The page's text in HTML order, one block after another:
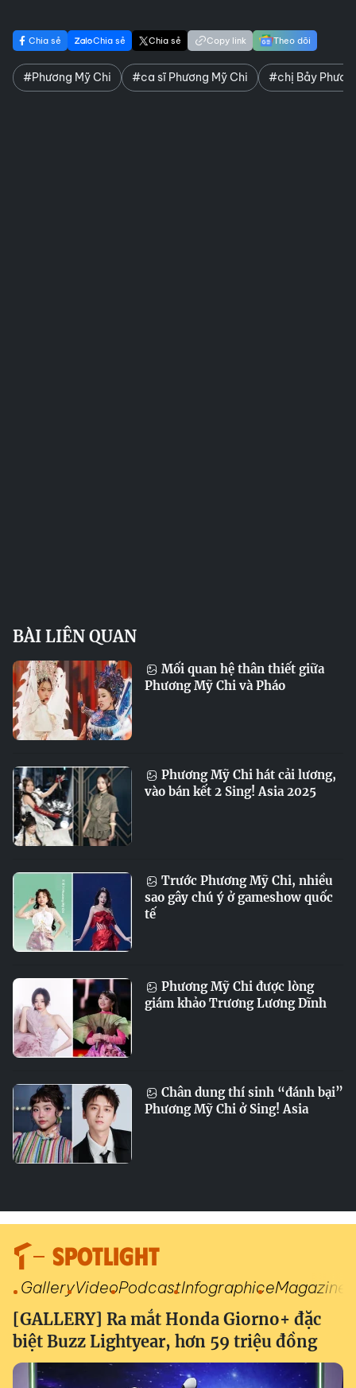
Chia sẻ Chia sẻ Chia sẻ Copy link Theo dõi
#Phương Mỹ Chi #ca sĩ Phương Mỹ Chi #chị Bảy
BÀI LIÊN QUAN
Mối quan hệ thân thiết giữa
Phương Mỹ Chi và Pháo
Phương Mỹ Chi hát cải lương,
vào bán kết 2 Sing! Asia 2025
Trước Phương Mỹ Chi, nhiều
sao gây chú ý ở gameshow quốc
tế
Phương Mỹ Chi được lòng
giám khảo Trương Lương Dĩnh
Chân dung thí sinh “đánh bại”
Phương Mỹ Chi ở Sing! Asia
SPOTLIGHT
GalleryVideoPodcastInfographiceMagazine
[GALLERY] Ra mắt Honda Giorno+ đặc
biệt Buzz Lightyear, hơn 59 triệu đồng